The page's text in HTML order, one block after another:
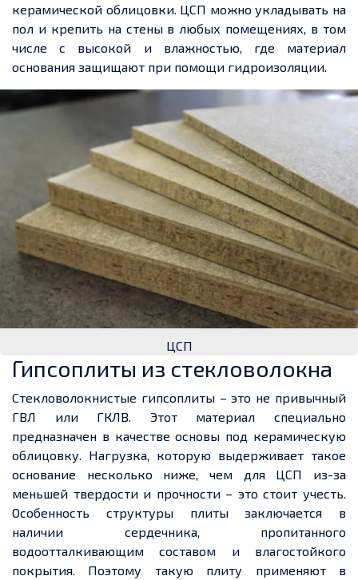
керамической облицовки. ЦСП можно укладывать на
пол и крепить на стены в любых помещениях, в том
числе с высокой и влажностью, где материал
основания защищают при помощи гидроизоляции.
ЦСП
Гипсоплиты из стекловолокна
Стекловолокнистые гипсоплиты – это не привычный
ГВЛ или ГКЛВ. Этот материал специально
предназначен в качестве основы под керамическую
облицовку. Нагрузка, которую выдерживает такое
основание несколько ниже, чем для ЦСП из-за
меньшей твердости и прочности – это стоит учесть.
Особенность структуры плиты заключается в
наличии сердечника, пропитанного
водоотталкивающим составом и влагостойкого
покрытия. Поэтому такую плиту применяют в